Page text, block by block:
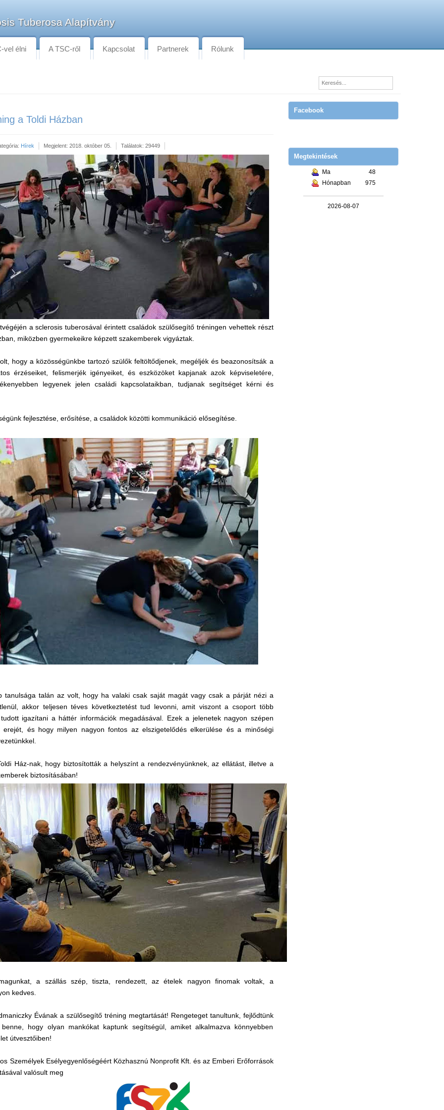
Tuberosa Alapítvány
vel élni A TSC-ről Kapcsolat Partnerek Rólunk
a Toldi Házban
Hírek Megjelent: 2018. október 05. Találatok: 29449
a sclerosis tuberosával érintett családok szülősegítő tréningen vehettek részt
miközben gyermekeikre képzett szakemberek vigyáztak.
hogy a közösségünkbe tartozó szülők feltöltődjenek, megéljék és beazonosítsák a
érzéseiket, felismerjék igényeiket, és eszközöket kapjanak azok képviseletére,
legyenek jelen családi kapcsolataikban, tudjanak segítséget kérni és
fejlesztése, erősítése, a családok közötti kommunikáció elősegítése.
tanulsága talán az volt, hogy ha valaki csak saját magát vagy csak a párját nézi a
akkor teljesen téves következtetést tud levonni, amit viszont a csoport több
igazítani a háttér információk megadásával. Ezek a jelenetek nagyon szépen
erejét, és hogy milyen nagyon fontos az elszigetelődés elkerülése és a minőségi
Ház-nak, hogy biztosították a helyszínt a rendezvényünknek, az ellátást, illetve a
biztosításában!
a szállás szép, tiszta, rendezett, az ételek nagyon finomak voltak, a
kedves.
Évának a szülősegítő tréning megtartását! Rengeteget tanultunk, fejlődtünk
hogy olyan mankókat kaptunk segítségül, amiket alkalmazva könnyebben
útvesztőiben!
Személyek Esélyegyenlőségéért Közhasznú Nonprofit Kft. és az Emberi Erőforrások
valósult meg
Facebook
Megtekintések
Ma
48
Hónapban
975
2026-08-07